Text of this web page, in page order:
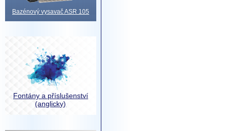
Bazénový vysavač ASR 105
Fontány a příslušenství
(anglicky)